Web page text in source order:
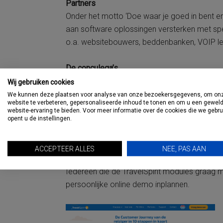
Partners
Onder het motto ‘Doe waar je goed in bent
aan software oplossingen versterken met
o.a. websitebouwers, beddenbanken, VOIP
De conculega’s
Op de vraag waarom TravelSpirit de
(sales): ‘In de diepe overtuiging van het
reisorganisaties aan zich zo breed mogelijk
je beter beslagen ten ijs. Dat levert zowel
Online demo
Iedereen die de TravelSpirit modules graag
persoonlijke online demo inplannen.
Wij gebruiken cookies
We kunnen deze plaatsen voor analyse van onze bezoekersgegevens, om
website te verbeteren, gepersonaliseerde inhoud te tonen en om u een
website-ervaring te bieden. Voor meer informatie over de cookies die we
opent u de instellingen.
ACCEPTEER ALLES NEE, PAS AAN